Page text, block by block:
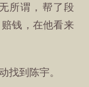
所谓，帮了段
钱，在他看来
找到陈宇。